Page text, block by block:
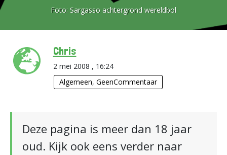
Foto: Sargasso achtergrond wereldbol
Chris
2 mei 2008 , 16:24
Algemeen, GeenCommentaar
Deze pagina is meer dan 18 jaar
oud. Kijk ook eens verder naar